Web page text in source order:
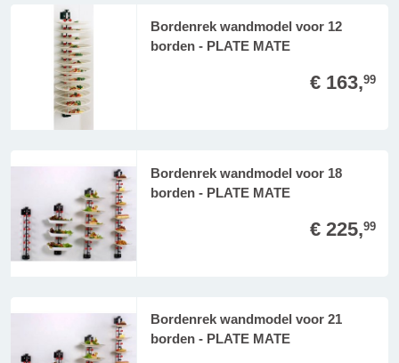
Bordenrek wandmodel voor 12
borden - PLATE MATE
€ 163,99
Bordenrek wandmodel voor 18
borden - PLATE MATE
€ 225,99
Bordenrek wandmodel voor 21
borden - PLATE MATE